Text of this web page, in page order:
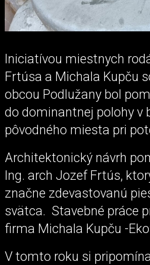
Iniciatívou miestnych
Frtúsa a Michala Kupču
obcou Podlužany bol
do dominantnej polohy v
pôvodného miesta pri
Architektonický návrh
Ing. arch Jozef Frtús,
značne zdevastovanú
svätca. Stavebné práce
firma Michala Kupču -
V tomto roku si